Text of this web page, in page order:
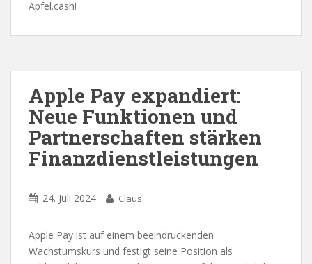
Apfel.cash!
Apple Pay expandiert:
Neue Funktionen und
Partnerschaften stärken
Finanzdienstleistungen
24. Juli 2024 Claus
Apple Pay ist auf einem beeindruckenden
Wachstumskurs und festigt seine Position als